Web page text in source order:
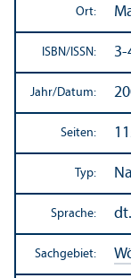
Ort:
ISBN/ ISSN: 3-
Jahr/Datum:
Seiten:
Typ:
Sprache: dt.
Sachgebiet: